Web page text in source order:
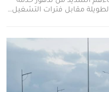
مقابل فترات التشغيل…